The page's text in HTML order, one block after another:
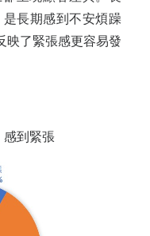
長期感到不安煩躁
映了緊張感更容易發
感到緊張